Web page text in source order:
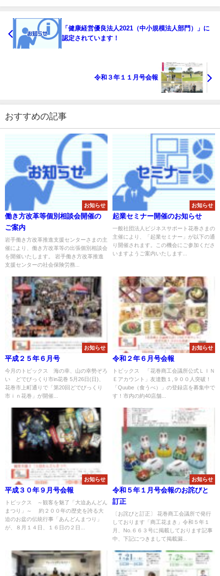
「健康経営優良法人2021（中小規模法人部門）」に
認定されています！
令和３年１１月号会報
おすすめの記事
お知らせ
働き方改革等個別相談会開催の
ご案内
岩手働き方改革推進支援センターさまの主
催により、働き方改革等の出張個別相談会
を開催いたします。 岩手働き方改革推進
支援センターの社会保険労務...
お知らせ
起業セミナー開催のお知らせ
一般社団法人ビジネスサポート花巻さまの
主催により、「起業セミナー」が以下の通
り開催されます。この機会にご参加くださ
いますようご案内いたします...
お知らせ
平成２５年６月号
今月のトピックス 海の幸、山の幸勢ぞろ
い どでびっくり市in花巻 5月26日(日)、
花巻市上町通りで「第20回どでびっくり
市ｉｎ花巻」が開催...
お知らせ
令和２年６月号会報
トピックス 「花巻商工会議所公式ＬＩＮ
Ｅアカウント」友達数１,９００人突破！
「Quube（食うべ）」の登録店を募集中で
す！市内の約40店舗...
お知らせ
平成３０年９月号会報
トピックス ～観客を魅了「大迫あんどん
まつり」～ 約２００年の歴史を誇る大
迫のお盆の伝統行事「あんどんまつり」
が、８月１４日、１６日の２日...
お知らせ
令和５年１月号会報のお詫びと
訂正
〔お詫びと訂正〕 花巻商工会議所で発行
しております「商工花まき」令和５年１
月、No.６６３号に掲載しております記事
中、下記につきまして掲載漏...